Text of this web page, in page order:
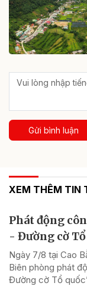
Gửi bình luận
XEM THÊM TIN
Phát động
- Đường cờ
Ngày 7/8 tại Cao
Biên phòng phát
Đường cờ Tổ